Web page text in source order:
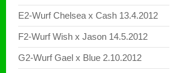
E2-Wurf Chelsea x Cash 13.4.2012
F2-Wurf Wish x Jason 14.5.2012
G2-Wurf Gael x Blue 2.10.2012